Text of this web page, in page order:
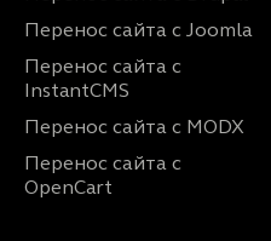
Перенос сайта с Joomla
Перенос сайта с
InstantCMS
Перенос сайта с MODX
Перенос сайта с
OpenCart